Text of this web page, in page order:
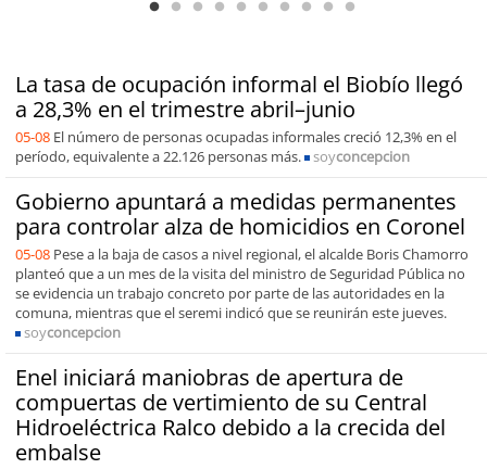
La tasa de ocupación informal el Biobío llegó
a 28,3% en el trimestre abril–junio
05-08 El número de personas ocupadas informales creció 12,3% en el
período, equivalente a 22.126 personas más.
soyconcepcion
Gobierno apuntará a medidas permanentes
para controlar alza de homicidios en Coronel
05-08 Pese a la baja de casos a nivel regional, el alcalde Boris Chamorro
planteó que a un mes de la visita del ministro de Seguridad Pública no
se evidencia un trabajo concreto por parte de las autoridades en la
comuna, mientras que el seremi indicó que se reunirán este jueves.
soyconcepcion
Enel iniciará maniobras de apertura de
compuertas de vertimiento de su Central
Hidroeléctrica Ralco debido a la crecida del
embalse